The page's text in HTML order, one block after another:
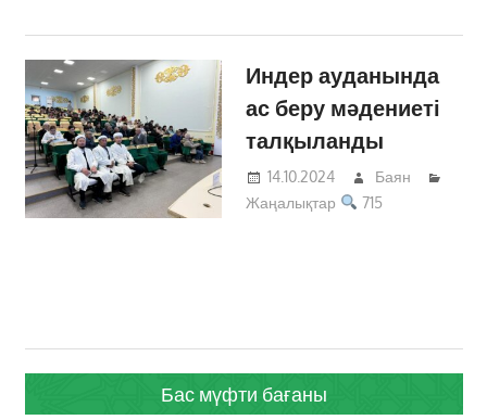
Индер ауданында
ас беру мәдениеті
талқыланды
14.10.2024
Баян
Жаңалықтар
715
Бас мүфти бағаны